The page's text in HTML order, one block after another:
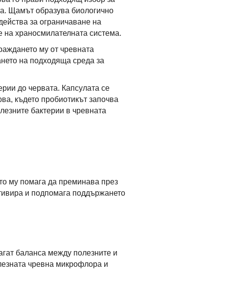
Щамът образува биологично
за ограничаване на
на храносмилателната система.
му от чревната
на подходяща среда за
до червата. Капсулата се
където пробиотикът започва
бактерии в чревната
му помага да преминава през
и подпомага поддържането
баланса между полезните и
чревна микрофлора и